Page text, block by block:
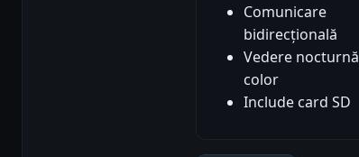
Comunicare
bidirecțională
Vedere nocturnă
color
Include card SD